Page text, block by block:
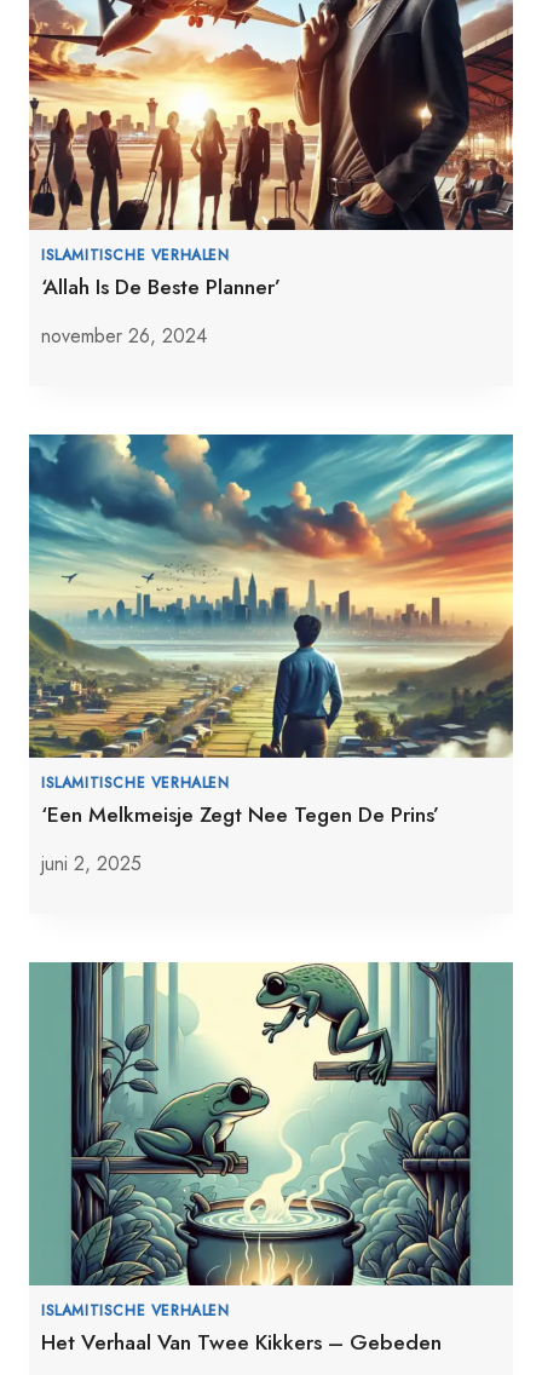
ISLAMITISCHE VERHALEN
‘Allah Is De Beste Planner’
november 26, 2024
ISLAMITISCHE VERHALEN
‘Een Melkmeisje Zegt Nee Tegen De Prins’
juni 2, 2025
ISLAMITISCHE VERHALEN
Het Verhaal Van Twee Kikkers – Gebeden